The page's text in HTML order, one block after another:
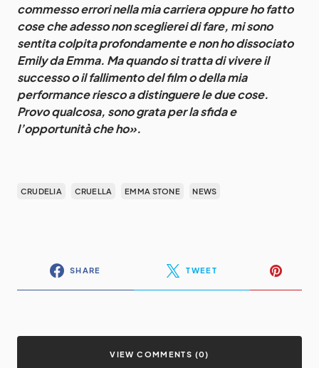
commesso errori nella mia carriera oppure ho fatto
cose che adesso non sceglierei di fare, mi sono
sentita colpita profondamente e non ho dissociato
Emily da Emma. Ma quando si tratta di vivere il
successo o il fallimento del film o della mia
performance riesco a distinguere le due cose.
Provo qualcosa, sono grata per la sfida e
l’opportunità che ho».
CRUDELIA CRUELLA EMMA STONE NEWS
SHARE TWEET
VIEW COMMENTS (0)